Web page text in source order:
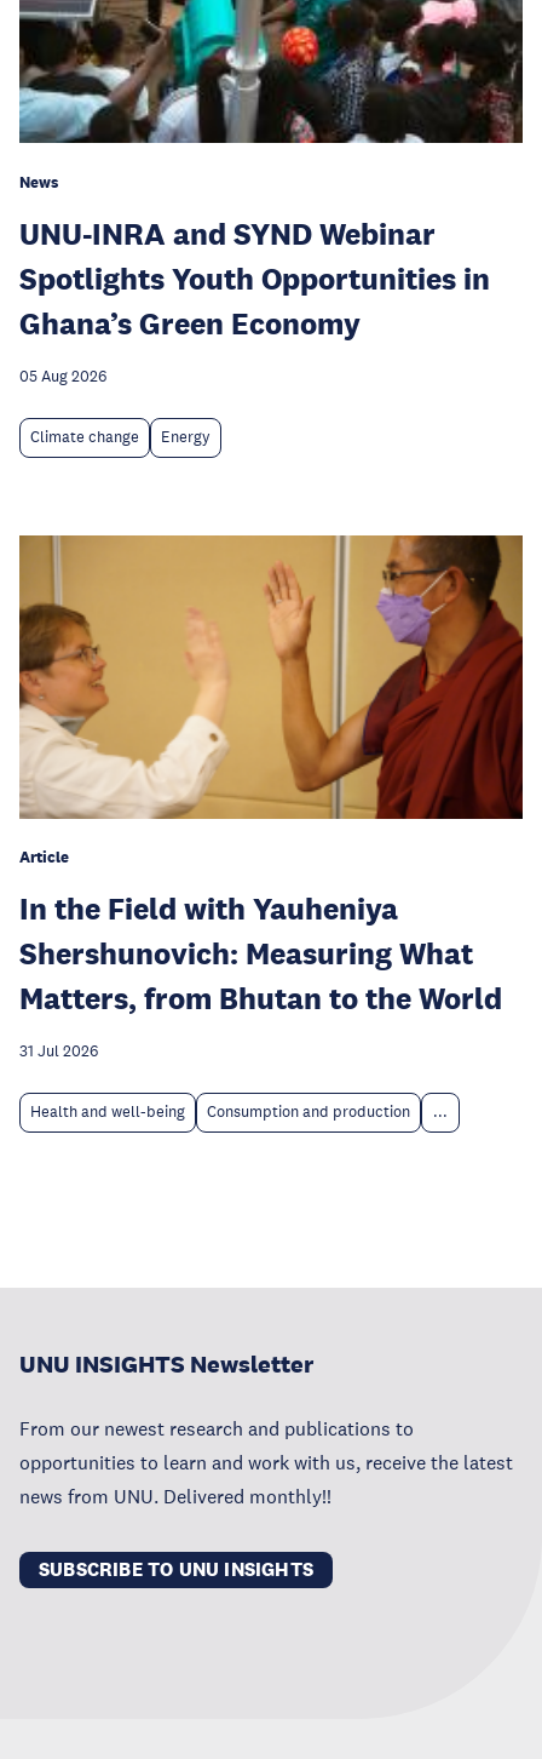
News
UNU-INRA and SYND Webinar
Spotlights Youth Opportunities in
Ghana’s Green Economy
05 Aug 2026
Climate change Energy
Article
In the Field with Yauheniya
Shershunovich: Measuring What
Matters, from Bhutan to the World
31 Jul 2026
Health and well-being Consumption and production ...
UNU INSIGHTS Newsletter
From our newest research and publications to
opportunities to learn and work with us, receive the latest
news from UNU. Delivered monthly!!
SUBSCRIBE TO UNU INSIGHTS